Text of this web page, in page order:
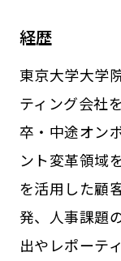
経歴
東京大学大学
ティング会社
卒・中途オン
ント変革領域
を活用した顧
発、人事課題
出やレポーテ